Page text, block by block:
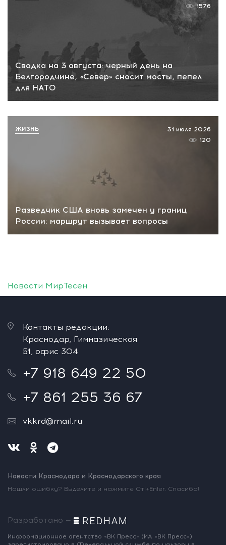
Сводка на 3 августа: черный день на
Белгородчине, «Север» сносит мосты, пепел
для НАТО
1576
Разведчик США вновь замечен у границ
России: маршрут вызывает вопросы
31 июля 2026
120
ЖИЗНЬ
Новости МирТесен
Контакты редакции:
Краснодар, Гимназическая
51, офис 304
+7 918 649 22 50
+7 861 255 36 67
vkkrd@mail.ru
Новости Краснодара и Краснодарского края
Нашли ошибку? Выделите и нажмите Ctrl+Enter. Спасибо!
Разработано —
Информационное агентство «ВК Пресс» (ИА «ВК Пресс»)